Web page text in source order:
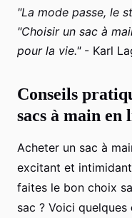
"La mode passe, le
"Choisir un sac à
pour la vie."- Karl
Conseils
sacs à main en
Acheter un sac à
excitant et
faites le bon choix
sac ? Voici quelques